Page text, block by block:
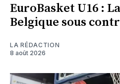
EuroBasket U16 :
Belgique sous
LA RÉDACTION
8 août 2026